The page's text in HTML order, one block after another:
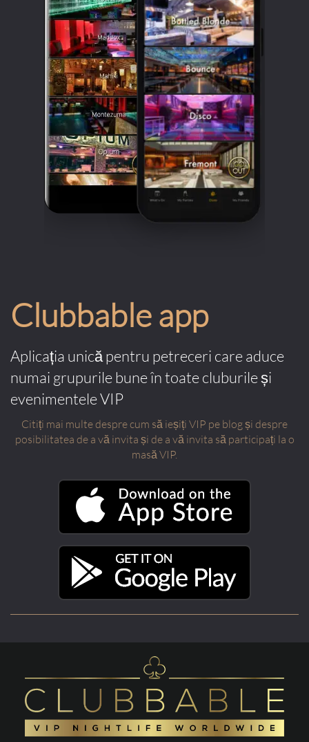
Clubbable app
Aplicația unică pentru petreceri care aduce
numai grupurile bune în toate cluburile și
evenimentele VIP
Citiți mai multe despre cum să ieșiți VIP pe blog și despre
posibilitatea de a vă invita și de a vă invita să participați la o
masă VIP.